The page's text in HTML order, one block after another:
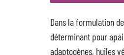
Dans la formulation
déterminant pour
adaptogènes, huiles